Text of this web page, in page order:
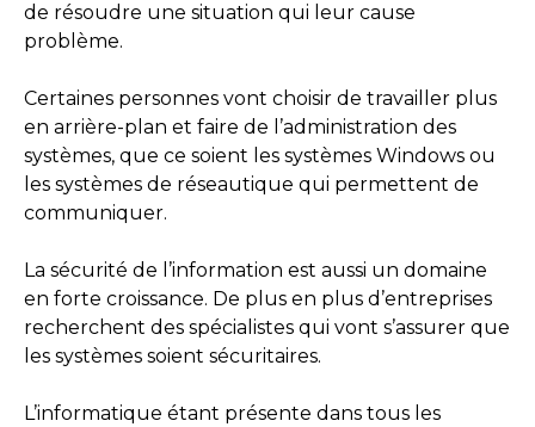
de résoudre une situation qui leur cause
problème.
Certaines personnes vont choisir de travailler plus
en arrière-plan et faire de l’administration des
systèmes, que ce soient les systèmes Windows ou
les systèmes de réseautique qui permettent de
communiquer.
La sécurité de l’information est aussi un domaine
en forte croissance. De plus en plus d’entreprises
recherchent des spécialistes qui vont s’assurer que
les systèmes soient sécuritaires.
L’informatique étant présente dans tous les